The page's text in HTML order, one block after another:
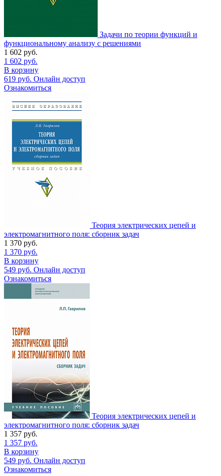
Задачи по теории функций и
функциональному анализу с решениями
1 602 руб.
1 602 руб.
В корзину
619 руб. Онлайн доступ
Ознакомиться
Теория электрических цепей и
электромагнитного поля: сборник задач
1 370 руб.
1 370 руб.
В корзину
549 руб. Онлайн доступ
Ознакомиться
Теория электрических цепей и
электромагнитного поля: сборник задач
1 357 руб.
1 357 руб.
В корзину
549 руб. Онлайн доступ
Ознакомиться